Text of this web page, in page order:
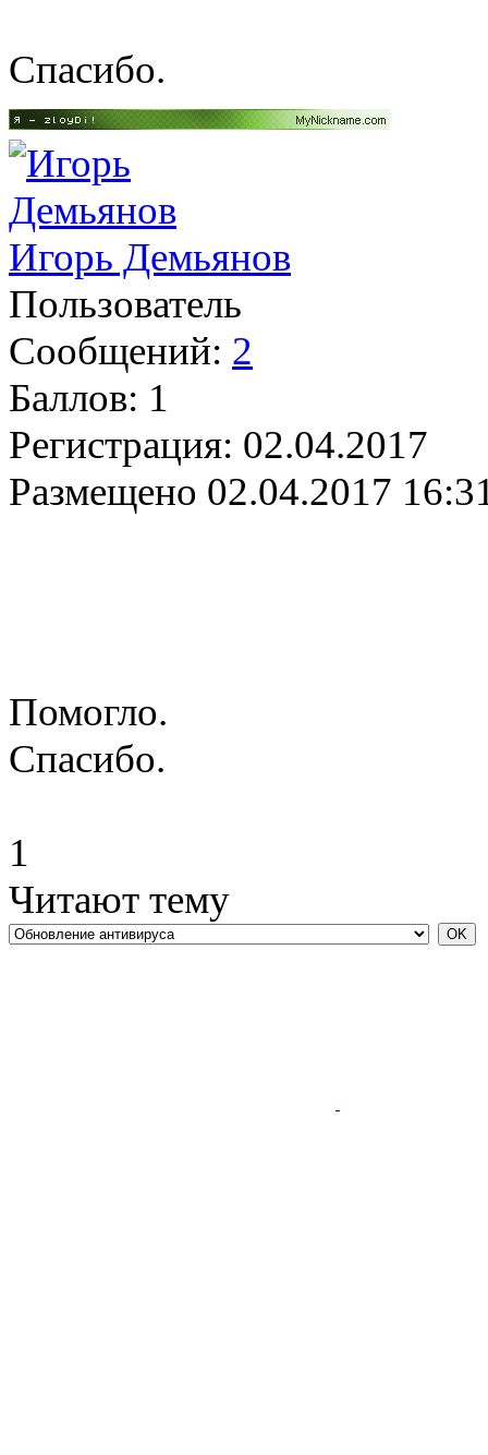
Спасибо.
Игорь Демьянов
Пользователь
Сообщений: 2
Баллов: 1
Регистрация: 02.04.2017
Размещено 02.04.2017
Помогло.
Спасибо.
1
Читают тему